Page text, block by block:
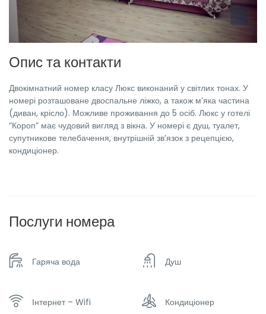
Опис та контакти
Двокімнатний номер класу Люкс виконаний у світлих тонах. У
номері розташоване двоспальне ліжко, а також м’яка частина
(диван, крісло). Можливе проживання до 5 осіб. Люкс у готелі
“Короп” має чудовий вигляд з вікна. У номері є душ, туалет,
супутникове телебачення, внутрішній зв’язок з рецепцією,
кондиціонер.
Послуги номера
Гаряча вода Душ
Інтернет – Wifi Кондиціонер